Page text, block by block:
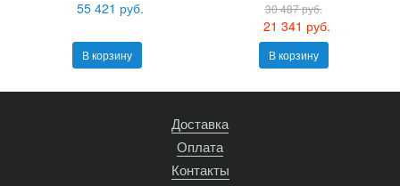
55 421 руб.
В корзину
30 487 руб.
21 341 руб.
В корзину
Доставка
Оплата
Контакты